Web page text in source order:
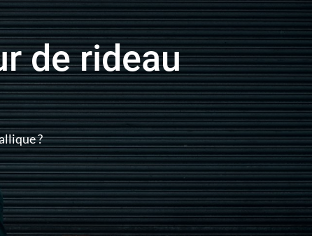
de rideau
?